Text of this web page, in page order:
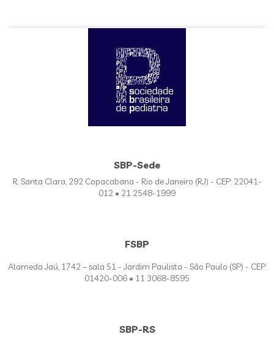
SBP-Sede
R. Santa Clara, 292 Copacabana - Rio de Janeiro (RJ) - CEP: 22041-
012 • 21 2548-1999
FSBP
Alameda Jaú, 1742 – sala 51 - Jardim Paulista - São Paulo (SP) - CEP:
01420-006 • 11 3068-8595
SBP-RS